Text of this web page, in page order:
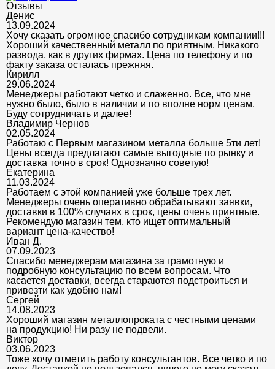
Отзывы
Денис
13.09.2024
Хочу сказать огромное спасибо сотрудникам компании!!!
Хороший качественный металл по приятным. Никакого
развода, как в других фирмах. Цена по телефону и по
факту заказа осталась прежняя.
Кирилл
29.06.2024
Менеджеры работают четко и слаженно. Все, что мне
нужно было, было в наличии и по вполне норм ценам.
Буду сотрудничать и далее!
Владимир Чернов
02.05.2024
Работаю с Первым магазином металла больше 5ти лет!
Цены всегда предлагают самые выгодные по рынку и
доставка точно в срок! Однозначно советую!
Екатерина
11.03.2024
Работаем с этой компанией уже больше трех лет.
Менеджеры очень оперативно обрабатывают заявки,
доставки в 100% случаях в срок, цены очень приятные.
Рекомендую магазин тем, кто ищет оптимальный
вариант цена-качество!
Иван Д.
07.09.2023
Спасибо менеджерам магазина за грамотную и
подробную консультацию по всем вопросам. Что
касается доставки, всегда стараются подстроиться и
привезти как удобно нам!
Сергей
14.08.2023
Хороший магазин металлопроката с честными ценами
на продукцию! Ни разу не подвели.
Виктор
03.06.2023
Тоже хочу отметить работу консультантов. Все четко и по